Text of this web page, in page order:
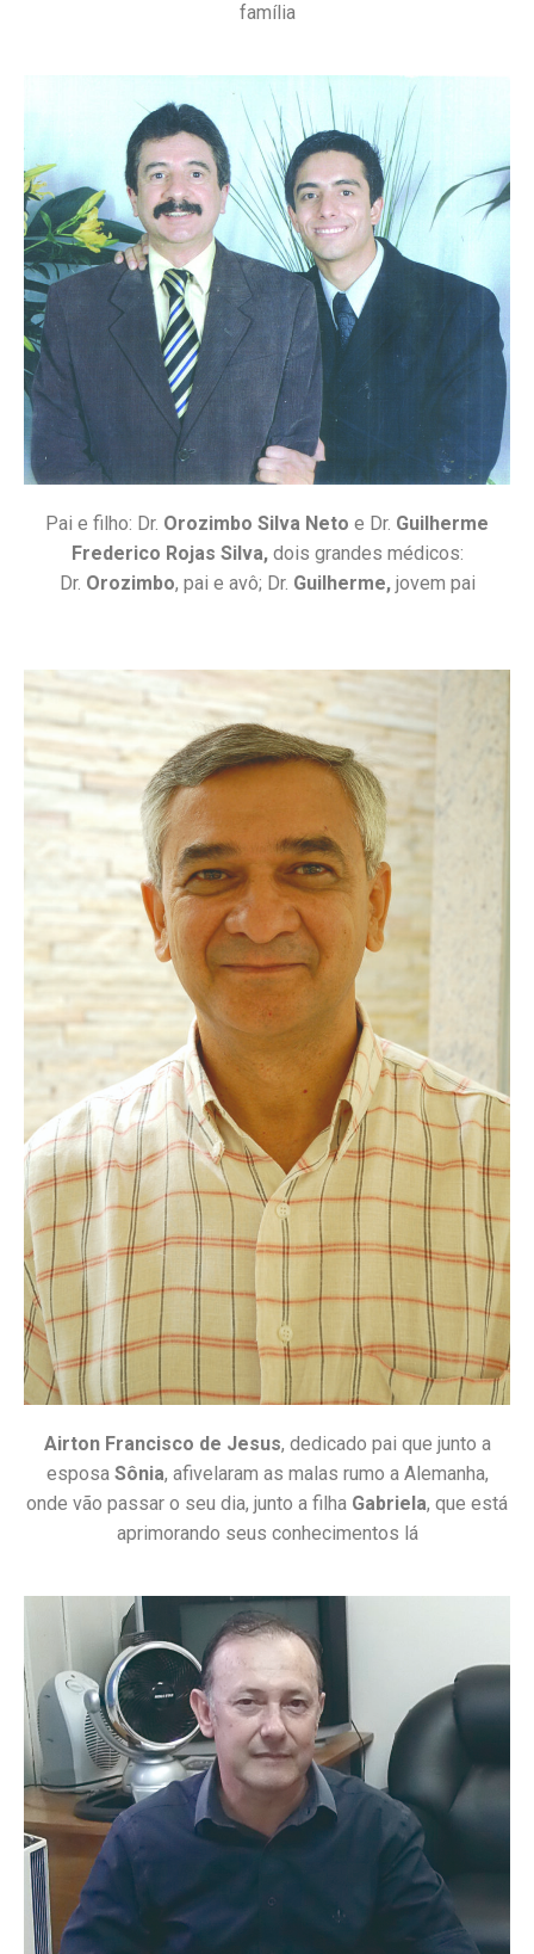
família
Pai e filho: Dr. Orozimbo Silva Neto e Dr. Guilherme
Frederico Rojas Silva,dois grandes médicos:
Dr. Orozimbo, pai e avô; Dr. Guilherme,jovem pai
Airton Francisco de Jesus, dedicado pai que junto a
esposa Sônia, afivelaram as malas rumo a Alemanha,
onde vão passar o seu dia, junto a filha Gabriela, que está
aprimorando seus conhecimentos lá